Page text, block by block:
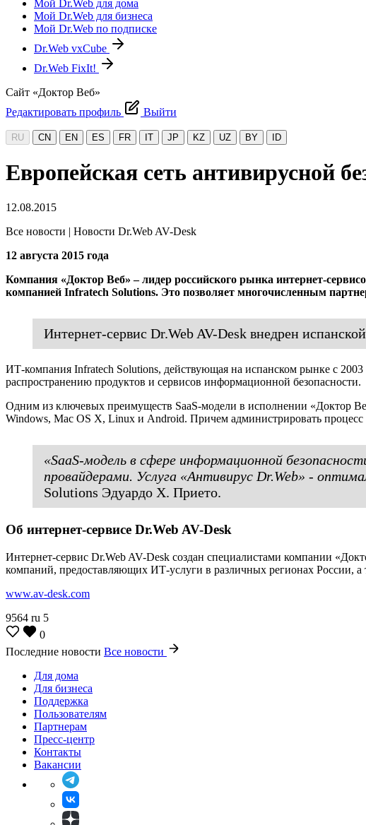
Мой Dr.Web для дома
Мой Dr.Web для бизнеса
Мой Dr.Web по подписке
Dr.Web vxCube
Dr.Web FixIt!
Сайт «Доктор Веб»
Редактировать профиль
Выйти
RU CN EN ES FR IT JP KZ UZ BY ID
Европейская сеть антивирусной
12.08.2015
Все новости | Новости Dr.Web AV-Desk
12 августа 2015 года
Компания «Доктор Веб» – лидер российского рынка интернет-
компанией Infratech Solutions. Это позволяет многочисленным
Интернет-сервис Dr.Web AV-Desk внедрен
ИТ-компания Infratech Solutions, действующая на испанском рынке с
распространению продуктов и сервисов информационной безопасности.
Одним из ключевых преимуществ SaaS-модели в исполнении «Доктор
Windows, Mac OS X, Linux и Android. Причем администрировать
«SaaS-модель в сфере информационной
провайдерами. Услуга «Антивирус Dr.Web» -
Solutions Эдуардо Х. Прието.
Об интернет-сервисе Dr.Web AV-Desk
Интернет-сервис Dr.Web AV-Desk создан специалистами компании
компаний, предоставляющих ИТ-услуги в различных регионах России,
www.av-desk.com
9564 ru 5
0
Последние новости Все новости
Для дома
Для бизнеса
Поддержка
Пользователям
Партнерам
Пресс-центр
Контакты
Вакансии